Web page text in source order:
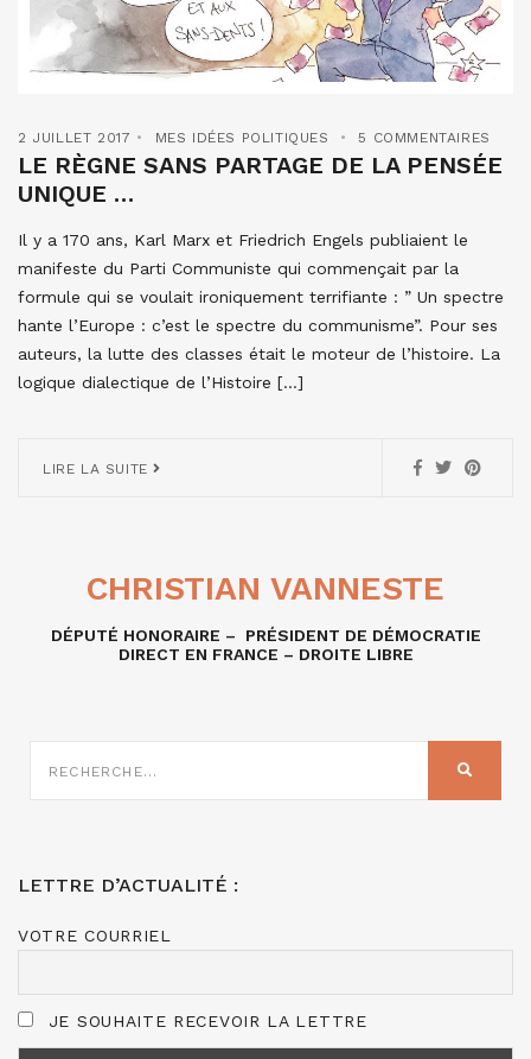
2 JUILLET 2017 MES IDÉES POLITIQUES 5 COMMENTAIRES
LE RÈGNE SANS PARTAGE DE LA PENSÉE
UNIQUE …
Il y a 170 ans, Karl Marx et Friedrich Engels publiaient le
manifeste du Parti Communiste qui commençait par la
formule qui se voulait ironiquement terrifiante : ” Un spectre
hante l’Europe : c’est le spectre du communisme”. Pour ses
auteurs, la lutte des classes était le moteur de l’histoire. La
logique dialectique de l’Histoire […]
LIRE LA SUITE
CHRISTIAN VANNESTE
DÉPUTÉ HONORAIRE – PRÉSIDENT DE DÉMOCRATIE
DIRECT EN FRANCE – DROITE LIBRE
SUR
LETTRE D’ACTUALITÉ :
VOTRE COURRIEL
JE SOUHAITE RECEVOIR LA LETTRE